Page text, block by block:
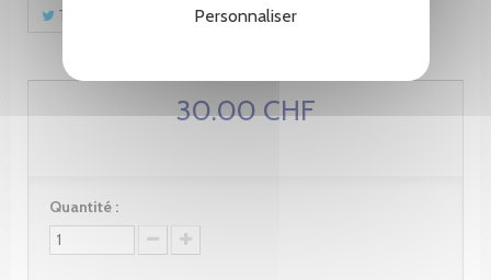
Personnaliser
Tweet Partager Pinterest
30.00 CHF
Quantité :